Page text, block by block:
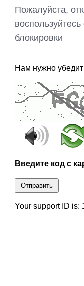
Пожалуйста,
блокировки
Нам нужно
Введите код с
Отправить
Your support ID is: